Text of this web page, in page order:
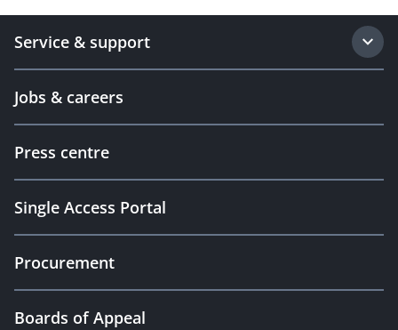
Service & support
Jobs & careers
Press centre
Single Access Portal
Procurement
Boards of Appeal